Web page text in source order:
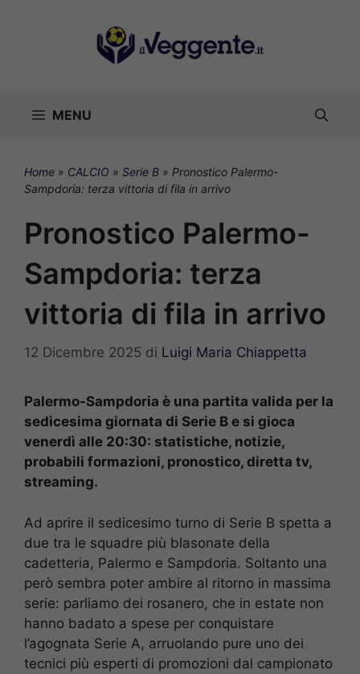
MENU
Home » CALCIO » Serie B » Pronostico Palermo-
Sampdoria: terza vittoria di fila in arrivo
Pronostico Palermo-
Sampdoria: terza
vittoria di fila in arrivo
12 Dicembre 2025 di Luigi Maria Chiappetta
Palermo-Sampdoria è una partita valida per la
sedicesima giornata di Serie B e si gioca
venerdì alle 20:30: statistiche, notizie,
probabili formazioni, pronostico, diretta tv,
streaming.
Ad aprire il sedicesimo turno di Serie B spetta a
due tra le squadre più blasonate della
cadetteria, Palermo e Sampdoria. Soltanto una
però sembra poter ambire al ritorno in massima
serie: parliamo dei rosanero, che in estate non
hanno badato a spese per conquistare
l’agognata Serie A, arruolando pure uno dei
tecnici più esperti di promozioni dal campionato